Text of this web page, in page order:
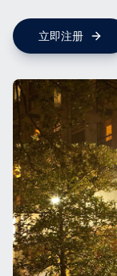
立即注册